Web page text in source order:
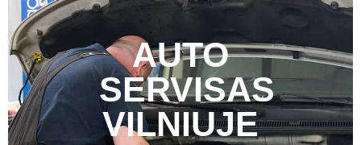
AUTO
SERVISAS
VILNIUJE